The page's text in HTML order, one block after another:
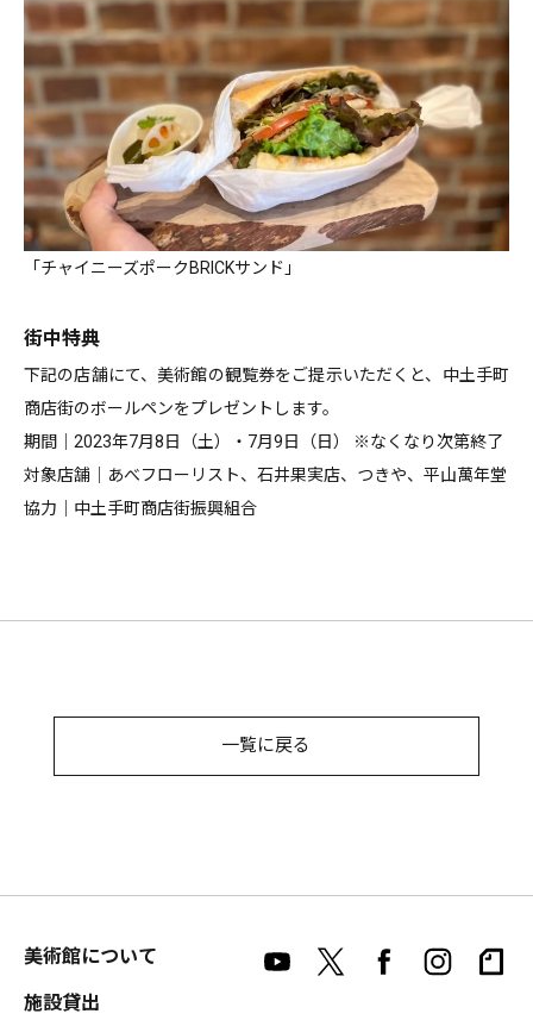
「チャイニーズポークBRICKサンド」
街中特典
下記の店舗にて、美術館の観覧券をご提示いただくと、中土手町
商店街のボールペンをプレゼントします。
期間｜2023年7月8日（土）・7月9日（日） ※なくなり次第終了
対象店舗｜あべフローリスト、石井果実店、つきや、平山萬年堂
協力｜中土手町商店街振興組合
一覧に戻る
美術館について
施設貸出